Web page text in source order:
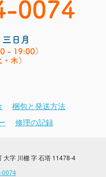
梱包と発送方法
修理の記録
大字 川棚 字 石塔 11478-4
0074